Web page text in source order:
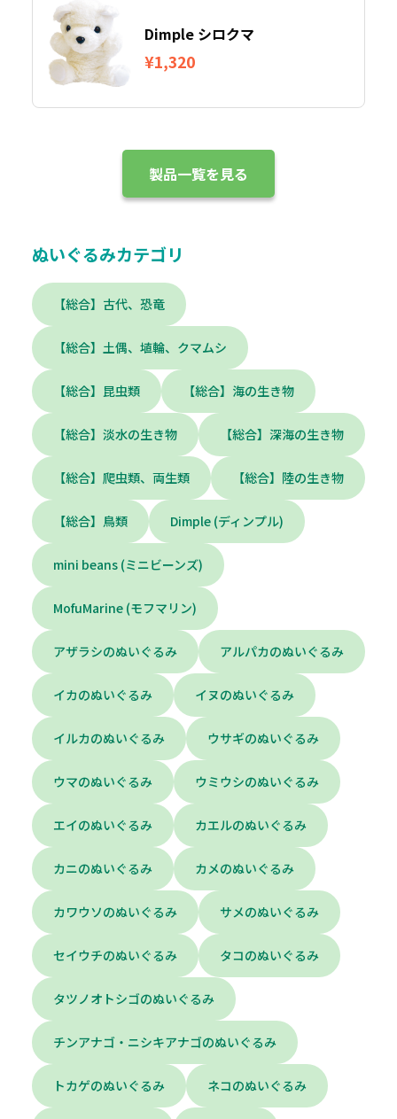
Dimple シロクマ
¥1,320
製品一覧を見る
ぬいぐるみカテゴリ
【総合】古代、恐竜
【総合】土偶、埴輪、クマムシ
【総合】昆虫類 【総合】海の生き物
【総合】淡水の生き物 【総合】深海の生き物
【総合】爬虫類、両生類 【総合】陸の生き物
【総合】鳥類 Dimple (ディンプル)
mini beans (ミニビーンズ)
MofuMarine (モフマリン)
アザラシのぬいぐるみ アルパカのぬいぐるみ
イカのぬいぐるみ イヌのぬいぐるみ
イルカのぬいぐるみ ウサギのぬいぐるみ
ウマのぬいぐるみ ウミウシのぬいぐるみ
エイのぬいぐるみ カエルのぬいぐるみ
カニのぬいぐるみ カメのぬいぐるみ
カワウソのぬいぐるみ サメのぬいぐるみ
セイウチのぬいぐるみ タコのぬいぐるみ
タツノオトシゴのぬいぐるみ
チンアナゴ・ニシキアナゴのぬいぐるみ
トカゲのぬいぐるみ ネコのぬいぐるみ